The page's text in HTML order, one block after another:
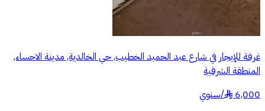
غرفة للإيجار في شارع عبد الحميد الخطيب, حي الخالدية, مدينة الاحساء,
المنطقة الشرقية
6,000
§
/سنوي